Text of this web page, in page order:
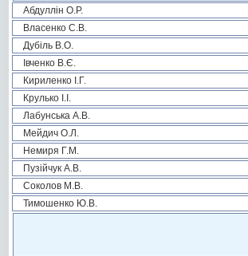
Абдуллін О.Р.
Власенко С.В.
Дубіль В.О.
Івченко В.Є.
Кириленко І.Г.
Крулько І.І.
Лабунська А.В.
Мейдич О.Л.
Немиря Г.М.
Пузійчук А.В.
Соколов М.В.
Тимошенко Ю.В.